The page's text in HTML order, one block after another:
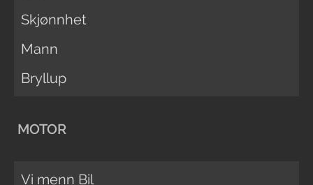
Skjønnhet
Mann
Bryllup
MOTOR
Vi menn Bil